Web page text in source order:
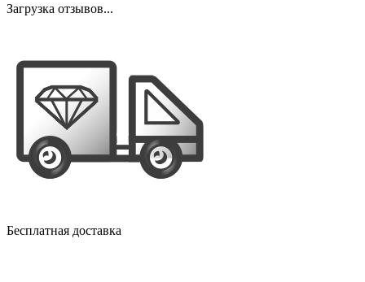
Загрузка отзывов...
Бесплатная доставка